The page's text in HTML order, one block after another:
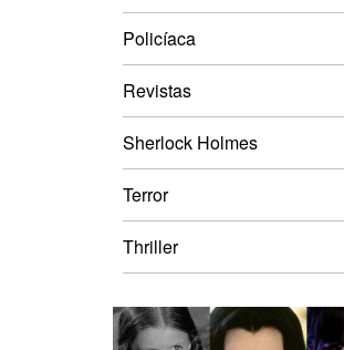
Policíaca
Revistas
Sherlock Holmes
Terror
Thriller